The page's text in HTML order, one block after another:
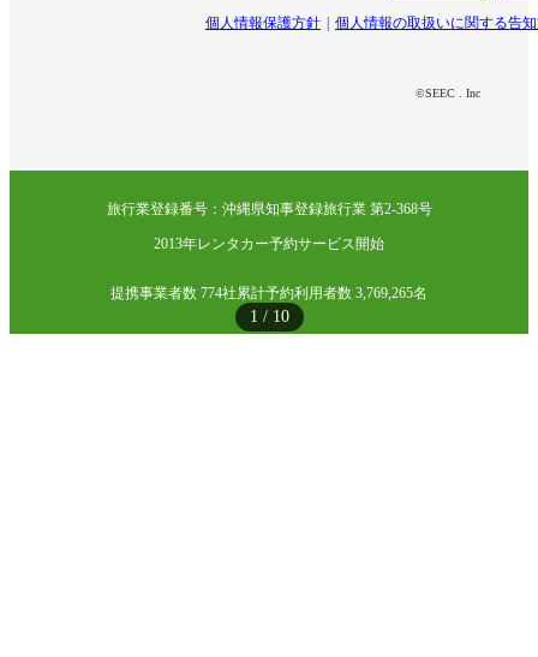
1 / 10
個人情報保護方針 個人情報の取扱いに関する告
©SEEC . Inc
旅行業登録番号：沖縄県知事登録旅行業 第2-368号
2013年レンタカー予約サービス開始
提携事業者数 774社累計予約利用者数 3,769,265名